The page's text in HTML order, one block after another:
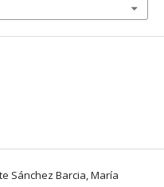
Sánchez Barcia, María